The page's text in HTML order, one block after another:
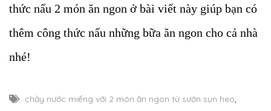
thức nấu 2 món ăn ngon ở bài viết này giúp bạn có
thêm công thức nấu những bữa ăn ngon cho cả nhà
nhé!
chảy nước miếng với 2 món ăn ngon từ sườn sụn heo,